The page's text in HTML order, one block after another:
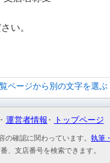
い。
ページから別の文字を選ぶ
運営者情報 トップページ
確認に関わっています。 執筆
、支店番号を検索できます。